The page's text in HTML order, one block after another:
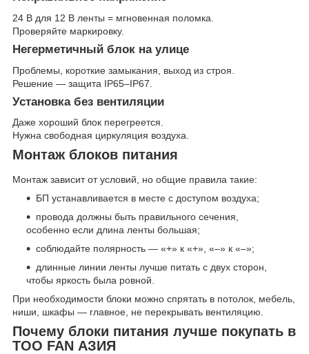
24 В для 12 В ленты = мгновенная поломка.
Проверяйте маркировку.
Негерметичный блок на улице
Проблемы, короткие замыкания, выход из строя.
Решение — защита IP65–IP67.
Установка без вентиляции
Даже хороший блок перегреется.
Нужна свободная циркуляция воздуха.
Монтаж блоков питания
Монтаж зависит от условий, но общие правила такие:
БП устанавливается в месте с доступом воздуха;
провода должны быть правильного сечения,
особенно если длина ленты большая;
соблюдайте полярность — «+» к «+», «–» к «–»;
длинные линии ленты лучше питать с двух сторон,
чтобы яркость была ровной.
При необходимости блоки можно спрятать в потолок, мебель,
ниши, шкафы — главное, не перекрывать вентиляцию.
Почему блоки питания лучше покупать в
ТОО FAN АЗИЯ